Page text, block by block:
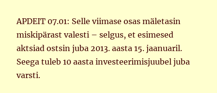
APDEIT 07.01: Selle viimase osas mäletasin
miskipärast valesti – selgus, et esimesed
aktsiad ostsin juba 2013. aasta 15. jaanuaril.
Seega tuleb 10 aasta investeerimisjuubel juba
varsti.